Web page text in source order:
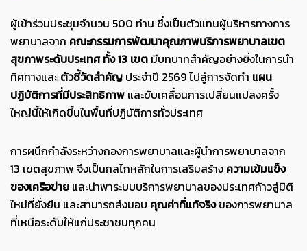
ผู้เข้าร่วมประชุมจำนวน 500 ท่าน ซึ่งเป็นตัวแทนผู้บริหารทางการ
พยาบาลจาก คณะกรรมการพัฒนาคุณภาพบริการพยาบาลเขต
สุขภาพระดับประเทศ ทั้ง 13 เขต มีบทบาทสำคัญอย่างยิ่งในการนำ
ทิศทางและ ตัวชี้วัดสำคัญ ประจำปี 2569 ไปสู่การจัดทำ แผน
ปฏิบัติการที่มีประสิทธิภาพ และขับเคลื่อนการเปลี่ยนแปลงครั้ง
ใหญ่นี้ให้เกิดขึ้นในพื้นที่ปฏิบัติการทั่วประเทศ
การผนึกกำลังระหว่างกองการพยาบาลและผู้นำการพยาบาลจาก
13 เขตสุขภาพ จึงเป็นกลไกหลักในการเสริมสร้าง ความเข้มแข็ง
ของเครือข่าย และนำพาระบบบริการพยาบาลของประเทศก้าวสู่มิติ
ใหม่ที่ยั่งยืน และสามารถส่งมอบ คุณค่าที่แท้จริงของการพยาบาล
ที่เหนือระดับให้แก่ประชาชนทุกคน